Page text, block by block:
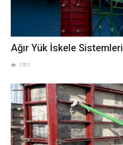
Ağır Yük İskele Sistemleri
1701